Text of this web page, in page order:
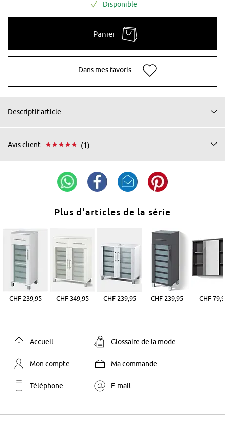
Disponible
Panier
Dans mes favoris
Descriptif article
Avis client (1)
Plus d'articles de la série
CHF 239,95 CHF 349,95 CHF 239,95 CHF 239,95 CHF
Accueil Glossaire de la mode
Mon compte Ma commande
Téléphone E-mail